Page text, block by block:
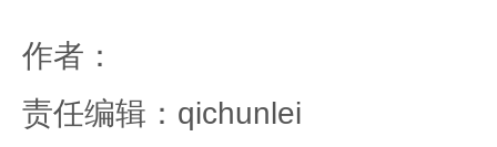
作者：
责任编辑：qichunlei